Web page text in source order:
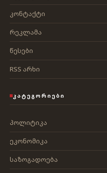
კონტაქტი
რეკლამა
წესები
RSS არხი
ᲙᲐᲢᲔᲒᲝᲠᲘᲔᲑᲘ
პოლიტიკა
ეკონომიკა
საზოგადოება